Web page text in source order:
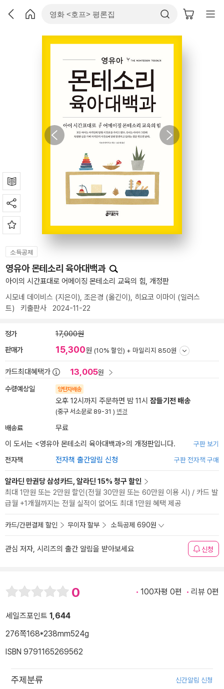
소득공제
영유아 몬테소리 육아대백과
아이의 시간표대로 어메이징 몬테소리 교육의 힘, 개정판
시모네 데이비스 (지은이), 조은경 (옮긴이), 히요코 이마이 (일러스
트) 키출판사 2024-11-22
정가 17,000원
판매가 15,300원 (10% 할인) + 마일리지 850원
카드최대혜택가 13,005원
수령예상일 양탄자배송
오후 12시까지 주문하면 밤 11시 잠들기전 배송
(중구 서소문로 89-31 ) 변경
배송료
무료
이 도서는 <영유아 몬테소리 육아대백과>의 개정판입니다. 구판 보기
전자책 전자책 출간알림 신청 구판 전자책 구매
알라딘 만권당 삼성카드, 알라딘 15% 청구 할인
최대 1만원 또는 2만원 할인(전월 30만원 또는 60만원 이용 시) / 카드 발
급월 +1개월까지는 전월 실적이 없어도 최대 1만원 혜택 제공
카드/간편결제 할인 무이자 할부 소득공제 690원
관심 저자, 시리즈의 출간 알림을 받아보세요 신청
0 100자평 0편 리뷰 0편
세일즈포인트 1,644
276쪽168*238mm524g
ISBN 9791165269562
주제분류 신간알림 신청